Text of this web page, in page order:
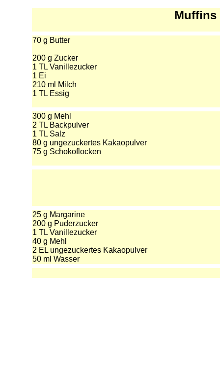
Muffins
70 g Butter
200 g Zucker
1 TL Vanillezucker
1 Ei
210 ml Milch
1 TL Essig
300 g Mehl
2 TL Backpulver
1 TL Salz
80 g ungezuckertes Kakaopulver
75 g Schokoflocken
25 g Margarine
200 g Puderzucker
1 TL Vanillezucker
40 g Mehl
2 EL ungezuckertes Kakaopulver
50 ml Wasser